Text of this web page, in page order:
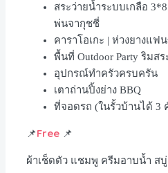
สระว่ายน้ำระบบเกลือ
พ่นจากุชชี่
คาราโอเกะ | ห่วงยางแฟ
พื้นที่ Outdoor Party ริมส
อุปกรณ์ทำครัวครบครัน
เตาถ่านปิ้งย่าง BBQ
ที่จอดรถ (ในรั้วบ้านได้ 3
📌Free 📌
ผ้าเช็ดตัว แชมพู ครีมอาบน้ำ สบู่